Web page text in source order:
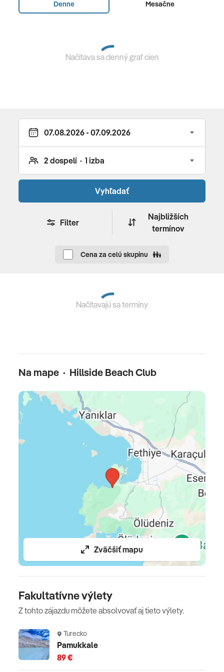
(za poplatok) • plážový bar a a la carte talianska •
dospelých • živá hudba • kurzy varenia • tanečné kurzy •
diskotéka / nočný klub • Wi-Fi (zdarma) • kaderníctvo •
vodné športy na pláži (za poplatok)
detský park • mini klub (4-10 rokov) • Young klub (11 - 15
rokov) • detský bazén so šmýkačkami • detská diskotéka
(hlavná reštaurácia - miestna,
(na pláži, à la carte, nutnosť rezervácie
Celková cena zahŕňa
bezpečnostná taxa, iné poplatky súvisiace s vykonaním
leteckej dopravy), palivový príplatok
Celková cena nezahŕňa
komplexné cestovné poistenie - viac informácií v CK
SATUR
Oficiálne hodnotenie
Denne Mesačne
Načítava sa denný graf cien
Vyhľadať
Filter
Najbližších
termínov
Cena za celú skupinu
Načítavajú sa termíny
Na mape · Hillside Beach Club
Zväčšiť mapu
Fakultatívne výlety
Z tohto zájazdu môžete absolvovať aj tieto výlety.
Turecko
Pamukkale
89 €